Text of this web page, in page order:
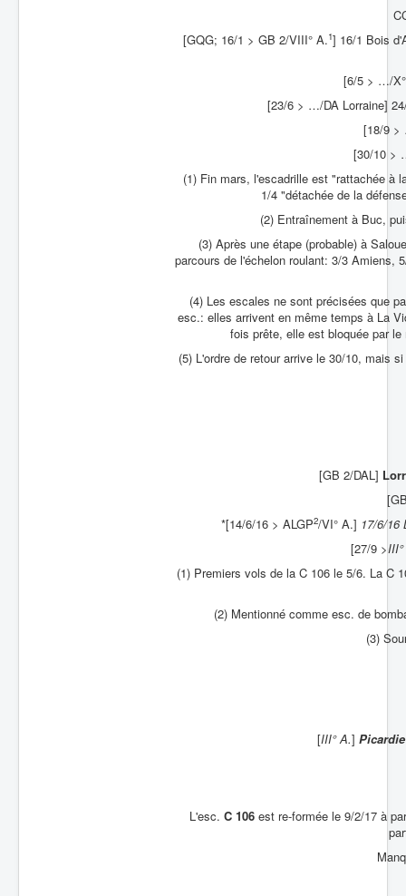
[GQG; 16/1 > GB 2/VIII° A.1] 16/1 Bois
[6/5 > …/
[23/6 > …/DA Lorraine]
[18/9
[30/10 >
(1) Fin mars, l'escadrille est "rattachée à
1/4 "détachée de la
(2) Entraînement à Buc,
(3) Après une étape (probable) à
parcours de l'échelon roulant: 3/3
(4) Les escales ne sont précisées que
esc.: elles arrivent en même temps à La
fois prête, elle est bloquée par
(5) L'ordre de retour arrive le 30/10, mais
[GB 2/DAL]
*[14/6/16 > ALGP2/VI° A.] 17/6/
[27/9
(1) Premiers vols de la C 106 le 5/6. La C
(2) Mentionné comme esc. de
(3)
[III° A.]
L'esc. C 106 est re-formée le 9/2/17 à